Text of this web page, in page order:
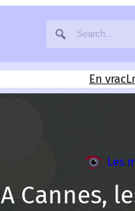
En vrac
Les
A Cannes,